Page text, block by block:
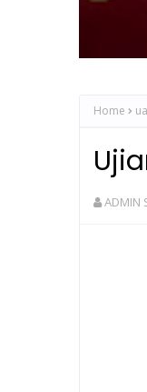
Home
ADMIN